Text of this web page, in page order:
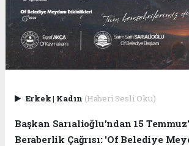
Erkek| Kadın (Haberi Sesli Oku)
Başkan Sarıalioğlu'ndan 15
Beraberlik Çağrısı: 'Of Belediye